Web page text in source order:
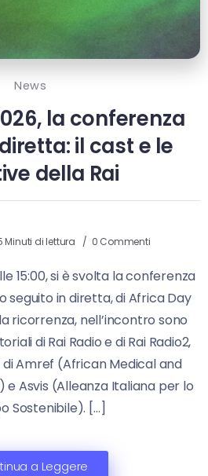
News
la conferenza
il cast e le
della Rai
Minuti di lettura 0 Commenti
15:00, si è svolta la conferenza
seguito in diretta, di Africa Day
ricorrenza, nell’incontro sono
di Rai Radio e di Rai Radio2,
Amref (African Medical and
e Asvis (Alleanza Italiana per lo
Sostenibile). […]
a Leggere